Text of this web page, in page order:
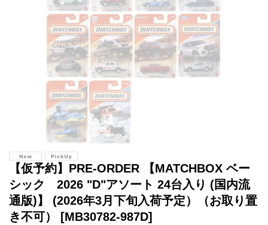
【仮予約】PRE-ORDER 【MATCHBOX ベー
シック 2026 "D"アソート 24台入り (国内流
通版)】 (2026年3月下旬入荷予定）（お取り置
き不可） [MB30782-987D]